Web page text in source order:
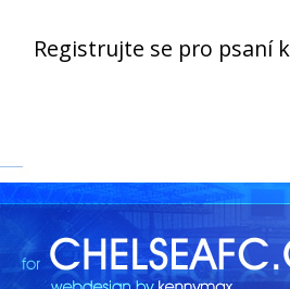
Registrujte se pro psaní